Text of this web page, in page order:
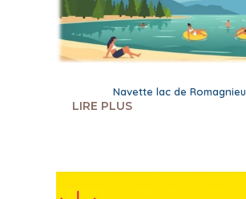
Navette lac de Romagnieu
LIRE PLUS